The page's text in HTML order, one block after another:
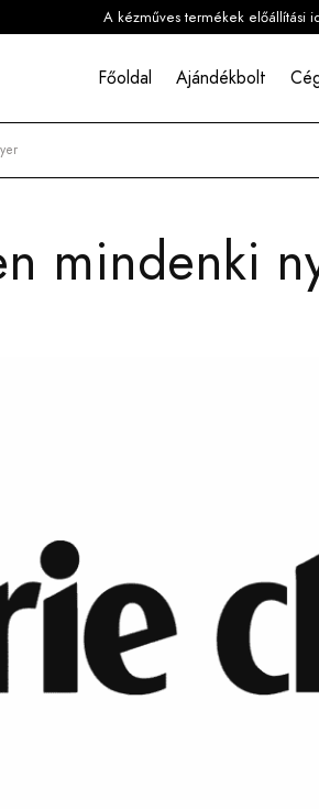
A kézműves termékek előállítási
Főoldal Ajándékbolt
mindenki